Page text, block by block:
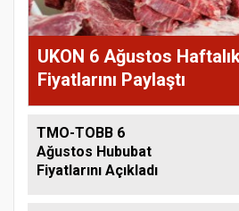
UKON 6 Ağustos
Fiyatlarını Paylaştı
TMO-TOBB 6
Ağustos Hububat
Fiyatlarını Açıkladı